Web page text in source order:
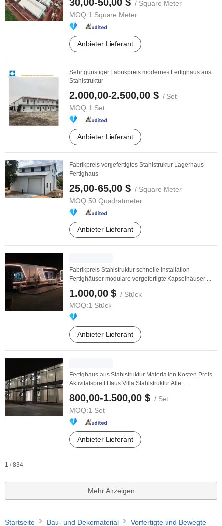
30,00-50,00 $ / Square Meter
MOQ:1 Square Meter
Anbieter Lieferant
Sehr günstiger Fabrikpreis modernes Fertighaus aus
Stahlstruktur
2.000,00-2.500,00 $ / Set
MOQ:1 Set
Anbieter Lieferant
Fabrikpreis vorgefertigtes Stahlstruktur Lagerhaus
Fertighaus
25,00-65,00 $ / Square Meter
MOQ:50 Quadratmeter
Anbieter Lieferant
Fabrikpreis Stahlstruktur schnelle Installation
Fertighäuser modulare vorgefertigte Kapselhäuser ...
1.000,00 $ / Stück
MOQ:1 Stück
Anbieter Lieferant
Fertighaus aus Stahlstruktur Materialien Kosten Preis
Aktivitätsbrett Haus Villa Stahlstruktur Alle ...
800,00-1.500,00 $ / Set
MOQ:1 Set
Anbieter Lieferant
1 / 834
Mehr Anzeigen
Startseite Bau- und Dekomaterial Vorfertigte und Bewegte